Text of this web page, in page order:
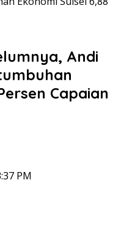
Andi
Capaian
PM